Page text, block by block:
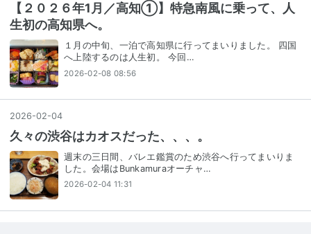
【２０２６年1月／高知①】特急南風に乗って、人
生初の高知県へ。
１月の中旬、一泊で高知県に行ってまいりました。 四国
へ上陸するのは人生初。 今回…
2026-02-08 08:56
2026-02-04
久々の渋谷はカオスだった、、、。
週末の三日間、バレエ鑑賞のため渋谷へ行ってまいりま
した。会場はBunkamuraオーチャ…
2026-02-04 11:31